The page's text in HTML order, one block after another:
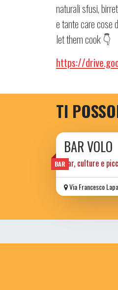
naturali sfusi,
e tante care cose
let them cook 👇
https://
TI
BAR
BAR VOLO
Bar, culture e
Via Francesco